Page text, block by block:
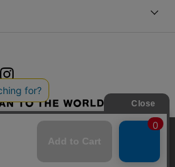
BASE CO., LTD
用します。クッキーはサイト内
としています。